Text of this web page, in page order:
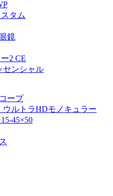
タム
鏡
2 CE
センシャル
ープ
ウルトラHDモノキュラー
45×50